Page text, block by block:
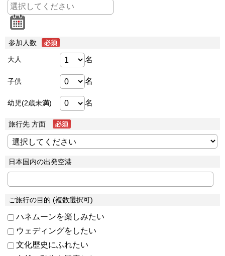
参加人数
大人 名
子供 名
幼児(2歳未満) 名
旅行先 方面
日本国内の出発空港
ご旅行の目的 (複数選択可)
ハネムーンを楽しみたい
ウェディングをしたい
文化歴史にふれたい